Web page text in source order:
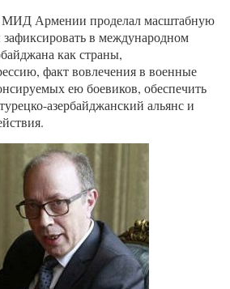
МИД Армении проделал масштабную
зафиксировать в международном
как страны,
факт вовлечения в военные
ею боевиков, обеспечить
азербайджанский альянс и